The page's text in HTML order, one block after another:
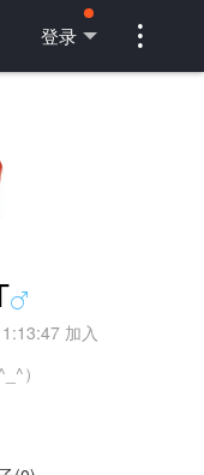
登录 
加入
）